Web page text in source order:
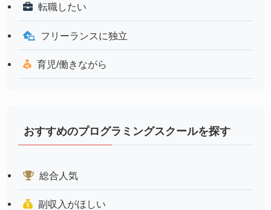
転職したい
フリーランスに独立
育児/働きながら
おすすめのプログラミングスクールを探す
総合人気
副収入がほしい